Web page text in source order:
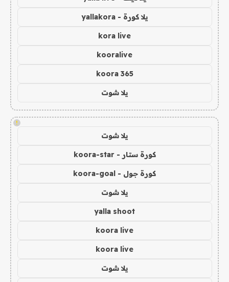
يلا كورة - yallakora
kora live
kooralive
koora 365
يلا شوت
!
يلا شوت
كورة ستار - koora-star
كورة جول - koora-goal
يلا شوت
yalla shoot
koora live
koora live
يلا شوت